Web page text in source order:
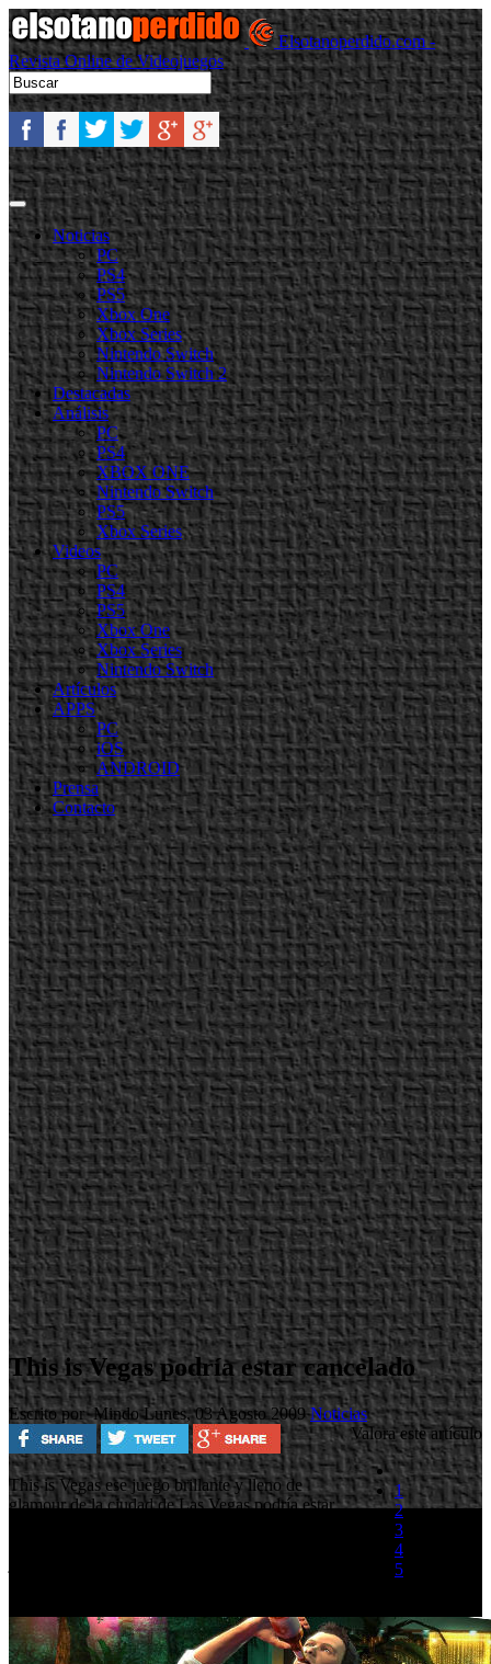
Elsotanoperdido.com -
Revista Online de Videojuegos
Noticias
PC
PS4
PS5
Xbox One
Xbox Series
Nintendo Switch
Nintendo Switch 2
Destacadas
Análisis
PC
PS4
XBOX ONE
Nintendo Switch
PS5
Xbox Series
Videos
PC
PS4
PS5
Xbox One
Xbox Series
Nintendo Switch
Artículos
APPS
PC
iOS
ANDROID
Prensa
Contacto
This is Vegas podría estar cancelado
Escrito por MindoLunes, 03 Agosto 2009Noticias
Valora este artículo
1
2
3
4
5
This is Vegas ese juego brillante y lleno de
glamour de la ciudad de Las Vegas podría estar